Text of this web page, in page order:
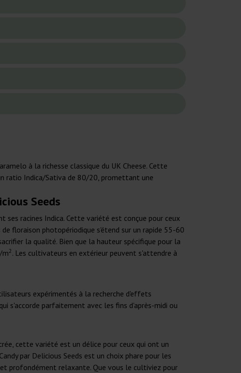
à la richesse classique du UK Cheese. Cette
ratio Indica/Sativa de 80/20, promettant une
Seeds
ses racines Indica. Cette variété est conçue pour ceux
floraison photopériodique s'étend sur un rapide 55-60
la qualité. Bien que la hauteur spécifique pour la
m2 . Les cultivateurs en extérieur peuvent s'attendre à
expérimentés à la recherche d'effets
s'accorde parfaitement avec les fins d'après-midi ou
cette variété est un délice pour ceux qui ont un
par Delicious Seeds est un choix phare pour les
profondément relaxante. Que vous le cultiviez pour